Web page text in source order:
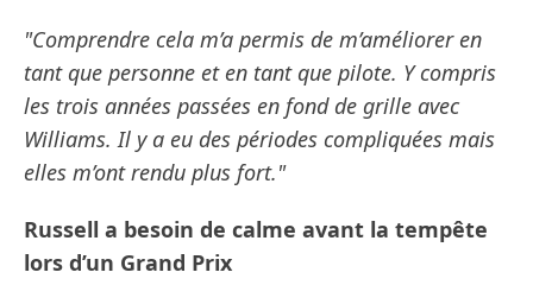
"Comprendre cela m’a permis de m’améliorer en
tant que personne et en tant que pilote. Y compris
les trois années passées en fond de grille avec
Williams. Il y a eu des périodes compliquées mais
elles m’ont rendu plus fort."
Russell a besoin de calme avant la tempête
lors d’un Grand Prix